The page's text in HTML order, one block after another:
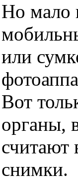
Но мало
или
Вот
органы,
считают
снимки.